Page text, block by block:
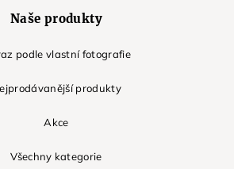
Naše produkty
podle vlastní fotografie
produkty
Akce
Všechny kategorie